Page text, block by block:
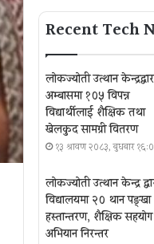
Recent Tech
लोकज्योती उत्थान
अम्बासमा १०५ विपन्न
विद्यार्थीलाई शैक्षिक तथा
खेलकुद सामग्री वितरण
१३ श्रावण २०८३, बुधबार
लोकज्योती उत्थान केन्द्र
विद्यालयमा २० थान पङ्खा
हस्तान्तरण, शैक्षिक सहयोग
अभियान निरन्तर